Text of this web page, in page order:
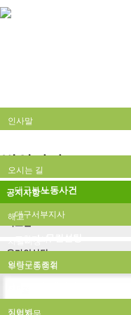
인사말
오시는 길
대구본사
대구서부지사
노동사건
해고
부당노동행위
인력구조조정
직업병
공지사항
자료실
온라인상담